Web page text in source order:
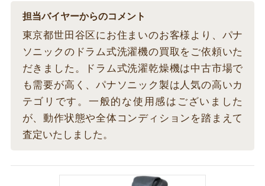
担当バイヤーからのコメント
東京都世田谷区にお住まいのお客様より、パナ
ソニックのドラム式洗濯機の買取をご依頼いた
だきました。ドラム式洗濯乾燥機は中古市場で
も需要が高く、パナソニック製は人気の高いカ
テゴリです。一般的な使用感はございました
が、動作状態や全体コンディションを踏まえて
査定いたしました。